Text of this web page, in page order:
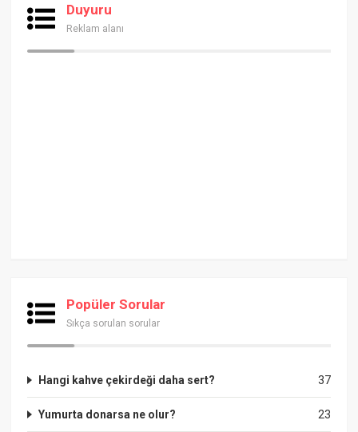
Duyuru
Reklam alanı
Popüler Sorular
Sıkça sorulan sorular
37
Hangi kahve çekirdeği daha sert?
23
Yumurta donarsa ne olur?